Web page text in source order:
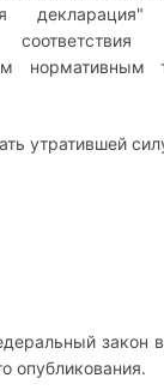
декларация"
нормативным
утратившей
закон
опубликования.